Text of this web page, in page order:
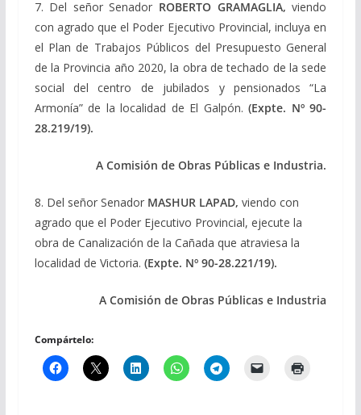
7. Del señor Senador ROBERTO GRAMAGLIA,viendo
con agrado que el Poder Ejecutivo Provincial, incluya en
el Plan de Trabajos Públicos del Presupuesto General
de la Provincia año 2020, la obra de techado de la sede
social del centro de jubilados y pensionados “La
Armonía” de la localidad de El Galpón.(Expte. Nº 90-
28.219/19).
A Comisión de Obras Públicas e Industria.
8. Del señor SenadorMASHUR LAPAD, viendo con
agrado que el Poder Ejecutivo Provincial, ejecute la
obra de Canalización de la Cañada que atraviesa la
localidad de Victoria. (Expte. Nº 90-28.221/19).
A Comisión de Obras Públicas e Industria
Compártelo: